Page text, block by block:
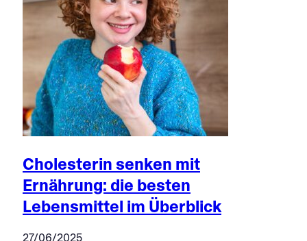
Cholesterin senken mit
Ernährung: die besten
Lebensmittel im Überblick
27/06/2025